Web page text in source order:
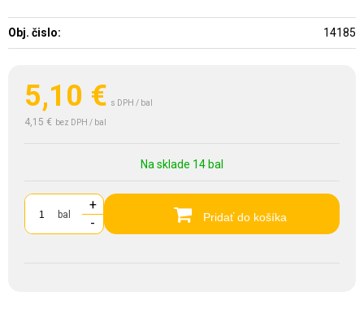
5,10 € s DPH / bal
4,15 € bez DPH / bal
Na sklade 14 bal
bal
+
-
Pridať do košíka
Obj. čislo: 14185